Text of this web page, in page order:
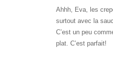
Ahhh, Eva, les
surtout avec la
C’est un peu
plat. C’est parfait!